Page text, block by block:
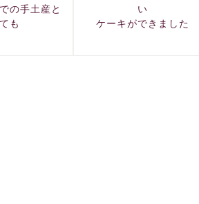
の手土産と
も
い
ケーキができました